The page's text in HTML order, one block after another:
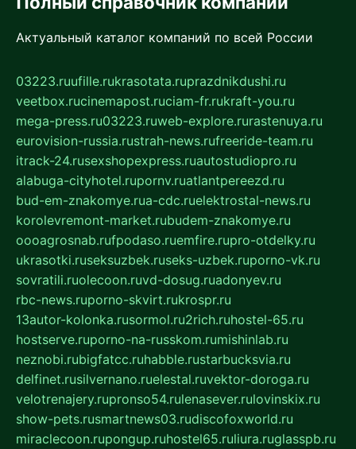
Актуальный каталог компаний по всей России
03223.ruufille.rukrasotata.ruprazdnikdushi.ru
veetbox.rucinemapost.ruciam-fr.rukraft-you.ru
mega-press.ru03223.ruweb-explore.rurastenuya.ru
eurovision-russia.rustrah-news.rufreeride-team.ru
itrack-24.rusexshopexpress.ruautostudiopro.ru
alabuga-cityhotel.rupornv.ruatlantpereezd.ru
bud-em-znakomye.rua-cdc.ruelektrostal-news.ru
korolevremont-market.rubudem-znakomye.ru
oooagrosnab.rufpodaso.ruemfire.rupro-otdelky.ru
ukrasotki.ruseksuzbek.ruseks-uzbek.ruporno-vk.ru
sovratili.ruolecoon.ruvd-dosug.ruadonyev.ru
rbc-news.ruporno-skvirt.rukrospr.ru
13autor-kolonka.rusormol.ru2rich.ruhostel-65.ru
hostserve.ruporno-na-russkom.rumishinlab.ru
neznobi.rubigfatcc.ruhabble.rustarbucksvia.ru
delfinet.rusilvernano.ruelestal.ruvektor-doroga.ru
velotrenajery.rupronso54.rulenasever.rulovinskix.ru
show-pets.rusmartnews03.rudiscofoxworld.ru
miraclecoon.rupongup.ruhostel65.ruliura.ruglasspb.ru